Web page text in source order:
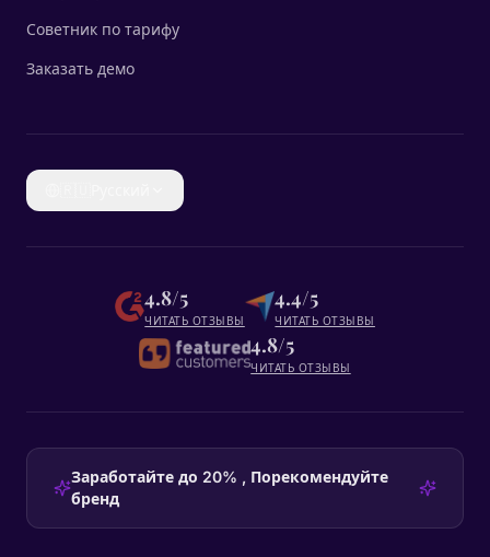
Советник по тарифу
Заказать демо
4.8/5
ЧИТАТЬ ОТЗЫВЫ
4.4/5
ЧИТАТЬ ОТЗЫВЫ
4.8/5
ЧИТАТЬ ОТЗЫВЫ
Заработайте до 20% , Порекомендуйте
бренд